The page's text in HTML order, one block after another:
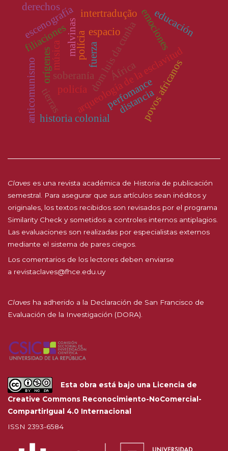
arqueología de la esclavitud
dom luis da cunha
soberanía
orígenes
malvinas
intertradução
povos africanos
África
fuerza
emociones
escenografía
perfomance
espacio
historia colonial
distancia
derechos
filiaciones
policía
música
educación
anticomunismo
polícia
tierras
Claves es una revista académica de Historia de publicación
semestral. Para asegurar que sus artículos sean inéditos y
originales, los textos recibidos son revisados por el programa
Similarity Check y sometidos a controles internos antiplagios.
Las evaluaciones son realizadas por especialistas externos
mediante el sistema de pares ciegos.
Los comentarios de los lectores deben enviarse
a revistaclaves@fhce.edu.uy
Claves ha adherido a la Declaración de San Francisco de
Evaluación de la Investigación (DORA).
Esta obra está bajo una Licencia de
Creative Commons Reconocimiento-NoComercial-
CompartirIgual 4.0 Internacional
ISSN 2393-6584